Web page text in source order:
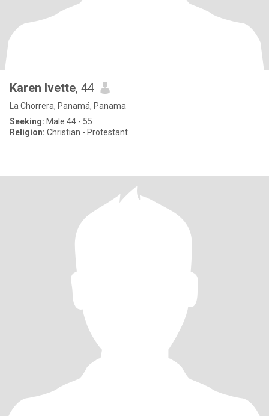
Karen Ivette, 44
La Chorrera, Panamá, Panama
Seeking: Male 44 - 55
Religion: Christian - Protestant